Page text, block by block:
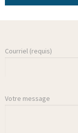
Courriel (requis)
Votre message